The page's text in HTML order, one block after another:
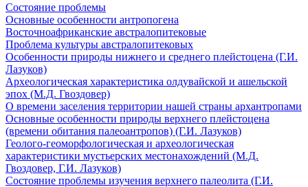
Состояние проблемы
Основные особенности антропогена
Восточноафриканские австралопитековые
Проблема культуры австралопитековых
Особенности природы нижнего и среднего плейстоцена (Г.И.
Лазуков)
Археологическая характеристика олдувайской и ашельской
эпох (М.Д. Гвоздовер)
О времени заселения территории нашей страны архантропами
Основные особенности природы верхнего плейстоцена
(времени обитания палеоантропов) (Г.И. Лазуков)
Геолого-геоморфологическая и археологическая
характеристики мустьерских местонахождений (М.Д.
Гвоздовер, Г.И. Лазуков)
Состояние проблемы изучения верхнего палеолита (Г.И.